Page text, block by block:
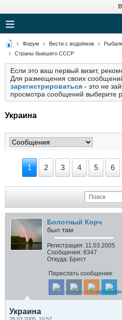
Форум Вести с водоёмов
Страны бывшего СССР
Если это ваш первый визит,
Для размещения своих
зарегистрироваться - это не
просмотра сообщений выберите
Украина
1 2 3 4 5 6
Болотный Корч
был там
Регистрация: 11.03.2005
Сообщения: 6347
Откуда: Брест
Переслать сообщение:
Украина